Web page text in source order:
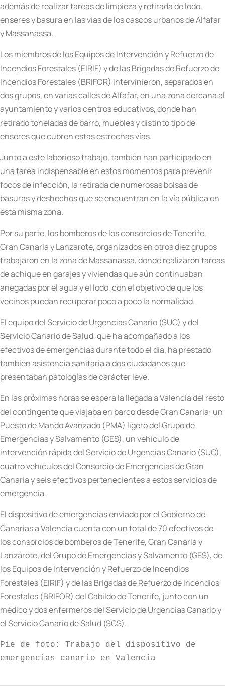
además de realizar tareas de limpieza y retirada de lodo,
enseres y basura en las vías de los cascos urbanos de Alfafar
y Massanassa.
Los miembros de los Equipos de Intervención y Refuerzo de
Incendios Forestales (EIRIF) y de las Brigadas de Refuerzo de
Incendios Forestales (BRIFOR) intervinieron, separados en
dos grupos, en varias calles de Alfafar, en una zona cercana al
ayuntamiento y varios centros educativos, donde han
retirado toneladas de barro, muebles y distinto tipo de
enseres que cubren estas estrechas vías.
Junto a este laborioso trabajo, también han participado en
una tarea indispensable en estos momentos para prevenir
focos de infección, la retirada de numerosas bolsas de
basuras y deshechos que se encuentran en la vía pública en
esta misma zona.
Por su parte, los bomberos de los consorcios de Tenerife,
Gran Canaria y Lanzarote, organizados en otros diez grupos
trabajaron en la zona de Massanassa, donde realizaron tareas
de achique en garajes y viviendas que aún continuaban
anegadas por el agua y el lodo, con el objetivo de que los
vecinos puedan recuperar poco a poco la normalidad.
El equipo del Servicio de Urgencias Canario (SUC) y del
Servicio Canario de Salud, que ha acompañado a los
efectivos de emergencias durante todo el día, ha prestado
también asistencia sanitaria a dos ciudadanos que
presentaban patologías de carácter leve.
En las próximas horas se espera la llegada a Valencia del resto
del contingente que viajaba en barco desde Gran Canaria: un
Puesto de Mando Avanzado (PMA) ligero del Grupo de
Emergencias y Salvamento (GES), un vehículo de
intervención rápida del Servicio de Urgencias Canario (SUC),
cuatro vehículos del Consorcio de Emergencias de Gran
Canaria y seis efectivos pertenecientes a estos servicios de
emergencia.
El dispositivo de emergencias enviado por el Gobierno de
Canarias a Valencia cuenta con un total de 70 efectivos de
los consorcios de bomberos de Tenerife, Gran Canaria y
Lanzarote, del Grupo de Emergencias y Salvamento (GES), de
los Equipos de Intervención y Refuerzo de Incendios
Forestales (EIRIF) y de las Brigadas de Refuerzo de Incendios
Forestales (BRIFOR) del Cabildo de Tenerife, junto con un
médico y dos enfermeros del Servicio de Urgencias Canario y
el Servicio Canario de Salud (SCS).
Pie de foto: Trabajo del dispositivo de
emergencias canario en Valencia